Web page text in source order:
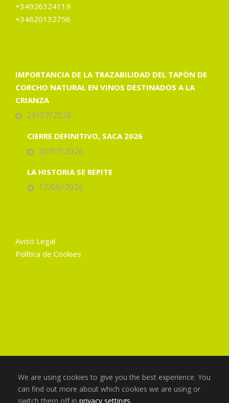
+34926324119
+34620132756
IMPORTANCIA DE LA TRAZABILIDAD DEL TAPÓN DE
CORCHO NATURAL EN VINOS DESTINADOS A LA
CRIANZA
23/07/2026
CIERRE DEFINITIVO, SACA 2026
20/07/2026
LA HISTORIA SE REPITE
17/06/2026
Aviso Legal
Política de Cookies
We are using cookies to give you the best experience. You
can find out more about which cookies we are using or
switch them off in privacy settings.